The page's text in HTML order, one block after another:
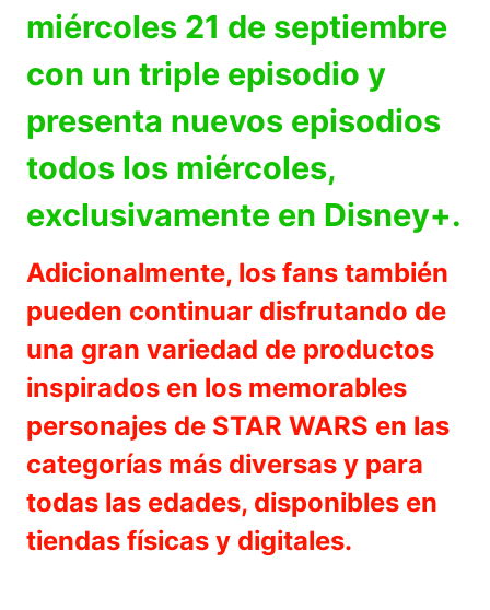
miércoles 21 de septiembre
con un triple episodio y
presenta nuevos episodios
todos los miércoles,
exclusivamente en Disney+.
Adicionalmente, los fans también
pueden continuar disfrutando de
una gran variedad de productos
inspirados en los memorables
personajes de STAR WARS en las
categorías más diversas y para
todas las edades, disponibles en
tiendas físicas y digitales.